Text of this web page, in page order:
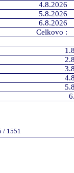
4.8.2026
5.8.2026
6.8.2026
Celkovo :
/ 1551